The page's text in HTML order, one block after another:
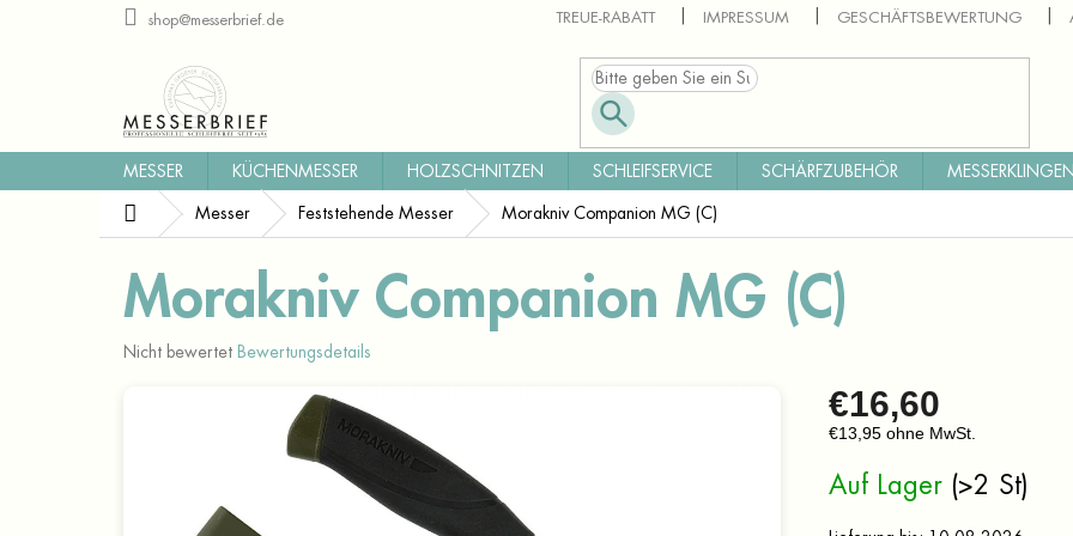
shop@messerbrief.de TREUE-RABATT IMPRESSUM GESCHÄFTSBEWERTUNG
MESSER KÜCHENMESSER HOLZSCHNITZEN SCHLEIFSERVICE SCHÄRFZUBEHÖR
StartseiteMesser Feststehende Messer Morakniv Companion MG (C)
Morakniv Companion MG (C)
Die
Nicht bewertet Bewertungsdetails
€16,60
€13,95 ohne MwSt.
Auf Lager (>2 St)